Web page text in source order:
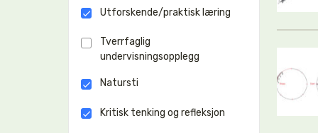
Utforskende/praktisk læring
Tverrfaglig
undervisningsopplegg
Natursti
Kritisk tenking og refleksjon